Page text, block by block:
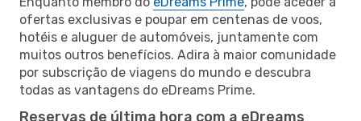
ofertas exclusivas e poupar em centenas de voos,
hotéis e aluguer de automóveis, juntamente com
muitos outros benefícios. Adira à maior comunidade
por subscrição de viagens do mundo e descubra
todas as vantagens do eDreams Prime.
Reservas de última hora com a eDreams